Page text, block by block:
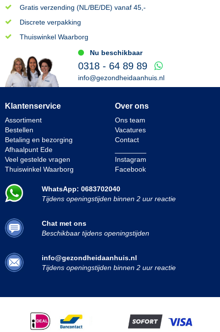
Gratis verzending (NL/BE/DE) vanaf 45,-
Discrete verpakking
Thuiswinkel Waarborg
Nu beschikbaar
0318 - 64 89 89
info@gezondheidaanhuis.nl
Klantenservice
Assortiment
Bestellen
Betaling en bezorging
Afhaalpunt Ede
Veel gestelde vragen
Thuiswinkel Waarborg
Over ons
Ons team
Vacatures
Contact
Instagram
Facebook
WhatsApp: 0683702040
Tijdens openingstijden binnen 2 uur reactie
Chat met ons
Beschikbaar tijdens openingstijden
info@gezondheidaanhuis.nl
Tijdens openingstijden binnen 2 uur reactie